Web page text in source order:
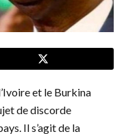
et le Burkina
de discorde
Il s’agit de la